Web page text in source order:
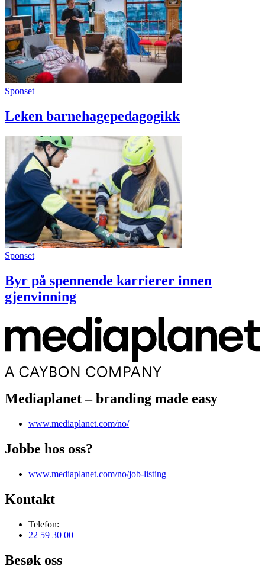
Sponset
Leken barnehagepedagogikk
Sponset
Byr på spennende karrierer innen
gjenvinning
Mediaplanet – branding made easy
www.mediaplanet.com/no/
Jobbe hos oss?
www.mediaplanet.com/no/job-listing
Kontakt
Telefon:
22 59 30 00
Besøk oss